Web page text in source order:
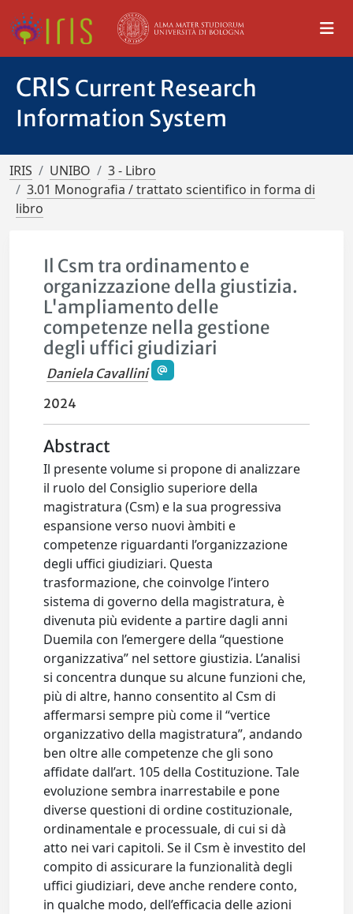
CRIS Current Research
Information System
IRIS UNIBO
3 - Libro
3.01 Monografia / trattato scientifico in forma di
libro
Il Csm tra ordinamento e
organizzazione della giustizia.
L'ampliamento delle
competenze nella gestione
degli uffici giudiziari
Daniela Cavallini
2024
Abstract
Il presente volume si propone di analizzare
il ruolo del Consiglio superiore della
magistratura (Csm) e la sua progressiva
espansione verso nuovi àmbiti e
competenze riguardanti l’organizzazione
degli uffici giudiziari. Questa
trasformazione, che coinvolge l’intero
sistema di governo della magistratura, è
divenuta più evidente a partire dagli anni
Duemila con l’emergere della “questione
organizzativa” nel settore giustizia. L’analisi
si concentra dunque su alcune funzioni che,
più di altre, hanno consentito al Csm di
affermarsi sempre più come il “vertice
organizzativo della magistratura”, andando
ben oltre alle competenze che gli sono
affidate dall’art. 105 della Costituzione. Tale
evoluzione sembra inarrestabile e pone
diverse questioni di ordine costituzionale,
ordinamentale e processuale, di cui si dà
atto nei vari capitoli. Se il Csm è investito del
compito di assicurare la funzionalità degli
uffici giudiziari, deve anche rendere conto,
in qualche modo, dell’efficacia delle azioni